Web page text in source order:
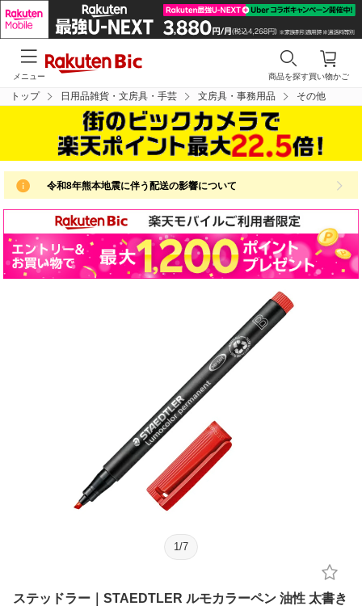
買い物かご
商品を探す
メニュー
トップ 日用品雑貨・文房具・手芸 文房具・事務用品 その他
令和8年熊本地震に伴う配送の影響について
1 /7
ステッドラー｜STAEDTLER ルモカラーペン 油性 太書き